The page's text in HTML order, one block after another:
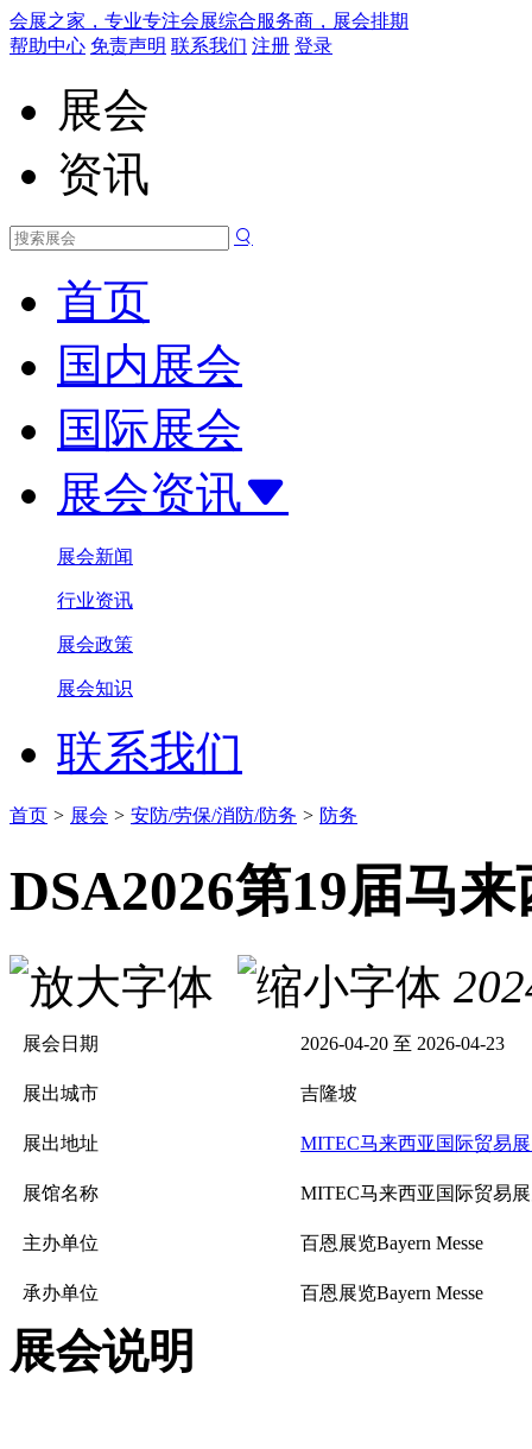
会展之家，专业专注会展综合服务商，展会排期
帮助中心 免责声明 联系我们 注册 登录
展会
资讯
首页
国内展会
国际展会
展会资讯
展会新闻
行业资讯
展会政策
展会知识
联系我们
首页 > 展会 > 安防/劳保/消防/防务 > 防务
DSA2026第19届马
展会日期 2026-04-20 至 2026-04-23
展出城市 吉隆坡
展出地址 MITEC马来西亚国际贸易
展馆名称 MITEC马来西亚国际贸易
主办单位 百恩展览Bayern Messe
承办单位 百恩展览Bayern Messe
展会说明